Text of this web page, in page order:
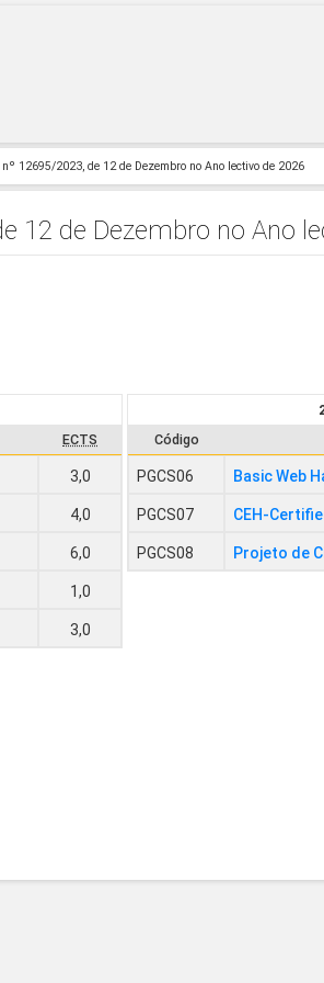
12695/2023, de 12 de Dezembro no Ano lectivo de 2026
12 de Dezembro no Ano
ECTS
3,0
4,0
6,0
1,0
3,0
Código
PGCS06 Basic Web
PGCS07 CEH-
PGCS08 Projeto de